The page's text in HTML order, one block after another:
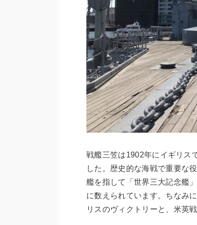
戦艦三笠は1902年にイギリス
した。歴史的な海戦で重要な
艦を指して「世界三大記念艦
に数えられています。ちなみ
リスのヴィクトリーと、米英